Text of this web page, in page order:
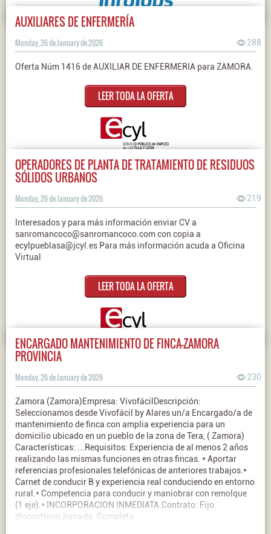
AUXILIARES DE ENFERMERÍA
Monday, 26 de January de 2026 288
Oferta Núm 1416 de AUXILIAR DE ENFERMERIA para ZAMORA.
LEER TODA LA OFERTA
OPERADORES DE PLANTA DE TRATAMIENTO DE RESIDUOS
SÓLIDOS URBANOS
Monday, 26 de January de 2026 219
Interesados y para más información enviar CV a
sanromancoco@sanromancoco.com con copia a
ecylpueblasa@jcyl.es Para más información acuda a Oficina
Virtual
LEER TODA LA OFERTA
ENCARGADO MANTENIMIENTO DE FINCA-ZAMORA
PROVINCIA
Monday, 26 de January de 2026 230
Zamora (Zamora)Empresa: VivofácilDescripción:
Seleccionamos desde Vivofácil by Alares un/a Encargado/a de
mantenimiento de finca con amplia experiencia para un
domicilio ubicado en un pueblo de la zona de Tera, ( Zamora)
Características: ...Requisitos: Experiencia de al menos 2 años
realizando las mismas funciones en otras fincas. * Aportar
referencias profesionales telefónicas de anteriores trabajos.*
Carnet de conducir B y experiencia real conduciendo en entorno
rural.* Competencia para conducir y maniobrar con remolque
(1 eje).* INCORPORACION INMEDIATA.Contrato: Fijo
discontinuoJornada: Completa